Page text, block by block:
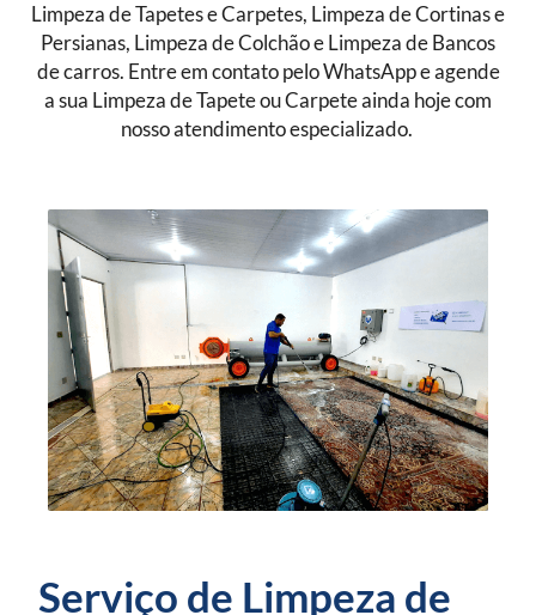
Limpeza de Tapetes e Carpetes, Limpeza de Cortinas e
Persianas, Limpeza de Colchão e Limpeza de Bancos
de carros. Entre em contato pelo WhatsApp e agende
a sua Limpeza de Tapete ou Carpete ainda hoje com
nosso atendimento especializado.
Serviço de Limpeza de